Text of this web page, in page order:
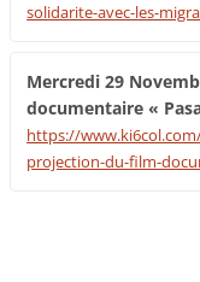
solidarite-avec-les-
Mercredi 29
documentaire «
https://
projection-du-film-